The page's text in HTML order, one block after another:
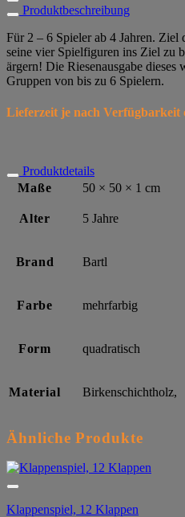
Produktbeschreibung
Für 2 – 6 Spieler ab 4 Jahren. Ziel
seine vier Spielfiguren ins Ziel zu
ärgern! Die Riesenausgabe
Gruppen von bis zu 6 Spielern.
Lieferzeit je nach Verfügbarkeit
Produktdetails
Maße
50 × 50 × 1 cm
Alter 5 Jahre
Brand Bartl
Farbe mehrfarbig
Form quadratisch
Material Birkenschichtholz,
Ähnliche Produkte
Klappenspiel, 12 Klappen